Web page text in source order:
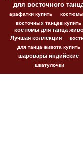
для восточного
арафатки купить
восточных танцев купить
костюмы для танца
Лучшая коллекция
для танца живота купить
шаровары индийские
шкатулочки